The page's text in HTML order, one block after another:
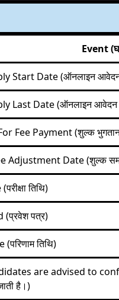
Event
Start Date (ऑनलाइन आवेदन
Last Date (ऑनलाइन आवेदन
Fee Payment (शुल्क भुगतान
Adjustment Date (शुल्क
तिथि)
पत्र)
तिथि)
are advised to
है।)